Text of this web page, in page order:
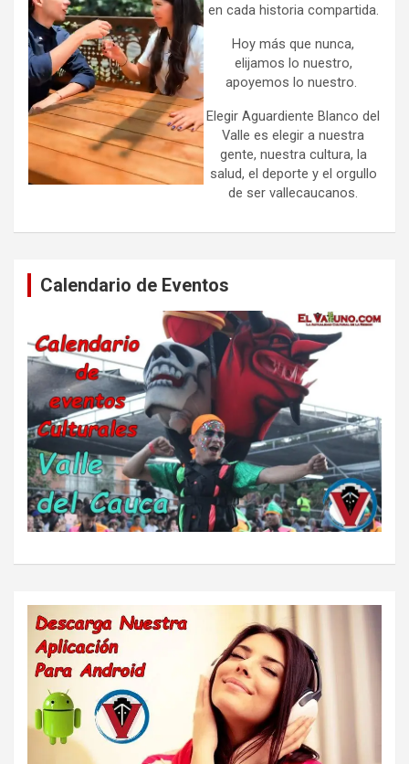
en cada historia compartida.
Hoy más que nunca,
elijamos lo nuestro,
apoyemos lo nuestro.
Elegir Aguardiente Blanco del
Valle es elegir a nuestra
gente, nuestra cultura, la
salud, el deporte y el orgullo
de ser vallecaucanos.
Calendario de Eventos